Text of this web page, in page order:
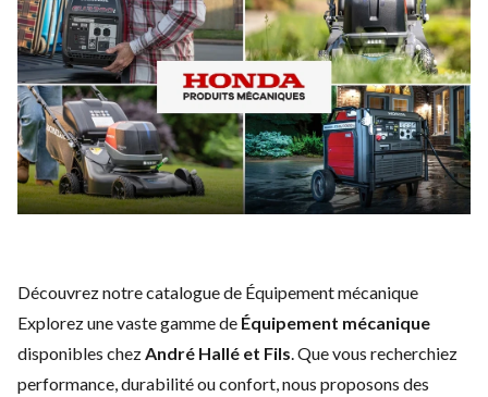
Découvrez notre catalogue de Équipement mécanique
Explorez une vaste gamme de Équipement mécanique
disponibles chezAndré Hallé et Fils. Que vous recherchiez
performance, durabilité ou confort, nous proposons des